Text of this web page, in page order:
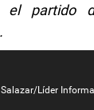
partido
Salazar/Líder